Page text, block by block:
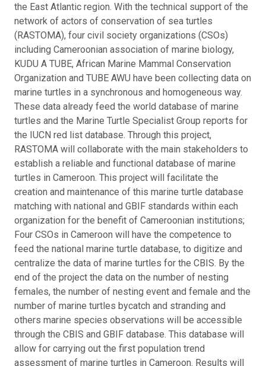
the East Atlantic region. With the technical support of the
network of actors of conservation of sea turtles
(RASTOMA), four civil society organizations (CSOs)
including Cameroonian association of marine biology,
KUDU A TUBE, African Marine Mammal Conservation
Organization and TUBE AWU have been collecting data on
marine turtles in a synchronous and homogeneous way.
These data already feed the world database of marine
turtles and the Marine Turtle Specialist Group reports for
the IUCN red list database. Through this project,
RASTOMA will collaborate with the main stakeholders to
establish a reliable and functional database of marine
turtles in Cameroon. This project will facilitate the
creation and maintenance of this marine turtle database
matching with national and GBIF standards within each
organization for the benefit of Cameroonian institutions;
Four CSOs in Cameroon will have the competence to
feed the national marine turtle database, to digitize and
centralize the data of marine turtles for the CBIS. By the
end of the project the data on the number of nesting
females, the number of nesting event and female and the
number of marine turtles bycatch and stranding and
others marine species observations will be accessible
through the CBIS and GBIF database. This database will
allow for carrying out the first population trend
assessment of marine turtles in Cameroon. Results will